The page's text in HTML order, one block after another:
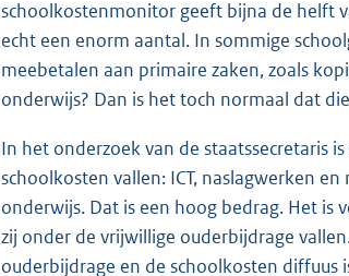
schoolkostenmonitor geeft bijna de helft
echt een enorm aantal. In sommige
meebetalen aan primaire zaken, zoals
onderwijs? Dan is het toch normaal dat
In het onderzoek van de staatssecretaris
schoolkosten vallen: ICT, naslagwerken
onderwijs. Dat is een hoog bedrag. Het
zij onder de vrijwillige ouderbijdrage
ouderbijdrage en de schoolkosten diffuus